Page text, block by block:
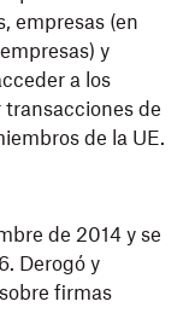
empresas (en
y
a los
de
de la UE.
de 2014 y se
Derogó y
firmas